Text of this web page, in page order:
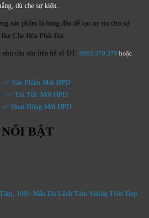
dù che sự kiện.
sản phẩm là hàng đầu để tạo uy tín cho sự
Bạt Che Hòa Phát Đạt.
nhu cầu xin liên hệ số ĐT: 0963.379.379 hoặc
✅ Sản Phẩm Mới HPD
✅ Tin Tức Mới HPD
✅ Hoạt Động Mới HPD
BẬT
100+ Mẫu Dù Lệch Tâm Vuông Tròn Đẹp